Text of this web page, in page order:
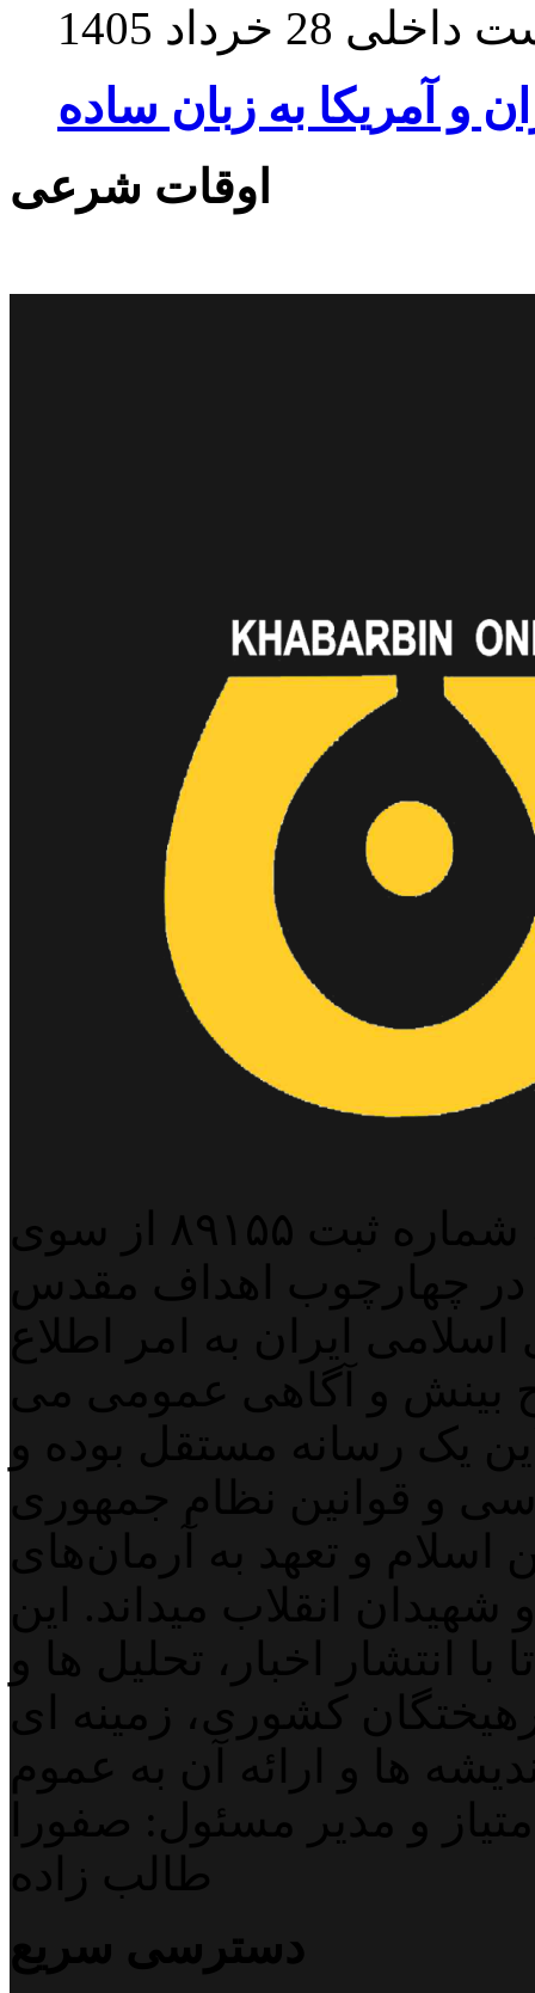
داخلی 28 خرداد 1405
و آمریکا به زبان ساده
اوقات شرعی
پایگاه خبری خبربین آنلاین به شماره ثبت ۸۹۱۵۵ از سوی
در چهارچوب اهداف مقدس
ایران به امر اطلاع
بینش و آگاهی عمومی می
یک رسانه مستقل بوده و
و قوانین نظام جمهوری
و تعهد به آرمان‌های
انقلاب میداند. این
انتشار اخبار، تحلیل ها و
کشوری، زمینه ای
ها و ارائه آن به عموم
و مدیر مسئول: صفورا
طالب زاده
دسترسی سریع